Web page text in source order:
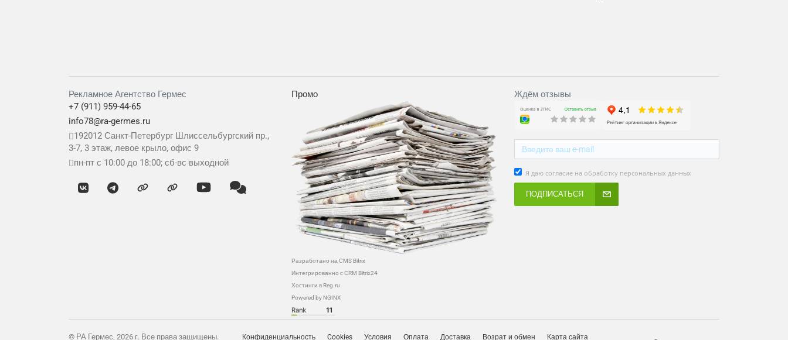
Рекламное Агентство Гермес
+7 (911) 959-44-65
info78@ra-germes.ru
192012 Санкт-Петербург Шлиссельбургский пр.,
3-7, 3 этаж, левое крыло, офис 9
пн-пт с 10:00 до 18:00; сб-вс выходной
Промо
Разработано на CMS Bitrix
Интегрированно с CRM Bitrix24
Хостинги в Reg.ru
Powered by NGINX
Ждём отзывы
Я даю согласие на обработку персональных данных
ПОДПИСАТЬСЯ
© РА Гермес, 2026 г. Все права защищены. Конфиденциальность Cookies Условия Оплата Доставка Возрат и обмен Карта сайта